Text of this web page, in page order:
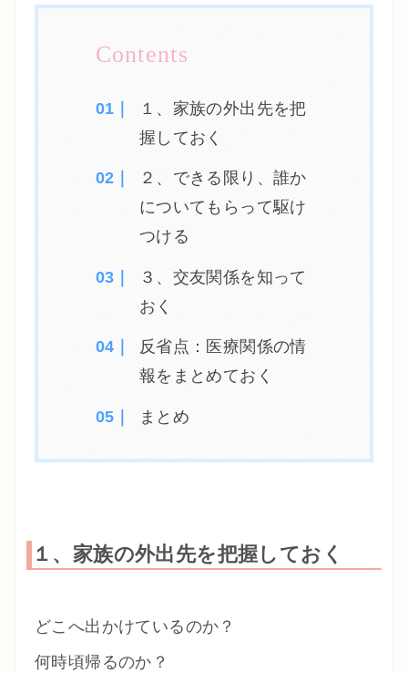
１、家族の外出先を把
握しておく
２、できる限り、誰か
についてもらって駆け
つける
３、交友関係を知って
おく
反省点：医療関係の情
報をまとめておく
まとめ
１、家族の外出先を把握しておく
どこへ出かけているのか？
何時頃帰るのか？